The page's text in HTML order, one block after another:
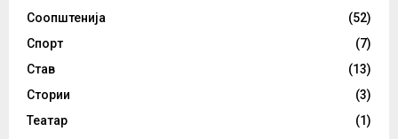
Соопштенија
(52)
Спорт
(7)
Став
(13)
Стории
(3)
Театар
(1)